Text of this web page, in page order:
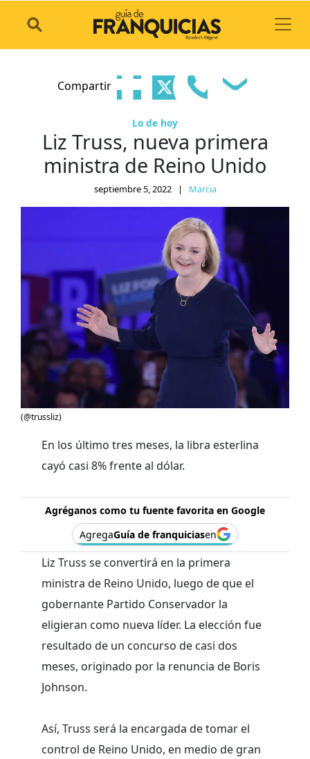
Compartir
Lo de hoy
Liz Truss, nueva primera
ministra de Reino Unido
septiembre 5, 2022 | Marcia
(@trussliz)
En los último tres meses, la libra esterlina
cayó casi 8% frente al dólar.
Agréganos como tu fuente favorita en Google
AgregaGuía de franquiciasen
Liz Truss se convertirá en la primera
ministra de Reino Unido, luego de que el
gobernante Partido Conservador la
eligieran como nueva líder. La elección fue
resultado de un concurso de casi dos
meses, originado por la renuncia de Boris
Johnson.
Así, Truss será la encargada de tomar el
control de Reino Unido, en medio de gran